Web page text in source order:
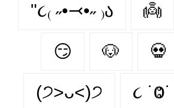
"૮₍ ˶•⤙•˶ ₎ა 👼
😏 🐶 💀
(੭˃ᴗ˂)੭ ૮